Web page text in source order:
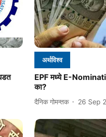
अर्थविश्व
EPF मध्ये E-
का?
दैनिक गोमन्तक 26 Sep